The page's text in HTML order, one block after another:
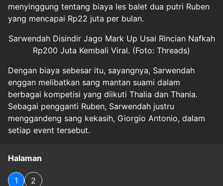
menyinggung tentang biaya les balet dua putri Ruben
yang mencapai Rp22 juta per bulan.
Sarwendah Disindir Jago Mark Up Usai Rincian Nafkah
Rp200 Juta Kembali Viral. (Foto: Threads)
Dengan biaya sebesar itu, sayangnya, Sarwendah
enggan melibatkan sang mantan suami dalam
berbagai kompetisi yang diikuti Thalia dan Thania.
Sebagai pengganti Ruben, Sarwendah justru
menggandeng sang kekasih, Giorgio Antonio, dalam
setiap event tersebut.
Halaman
1 2